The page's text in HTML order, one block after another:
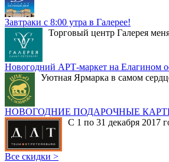
Завтраки с 8:00 утра в Галерее!
Торговый центр Галерея
Новогодний АРТ-маркет на Елагином
Уютная Ярмарка в самом
НОВОГОДНИЕ ПОДАРОЧНЫЕ
С 1 по 31 декабря 2017
Все скидки >